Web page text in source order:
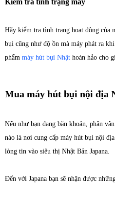
Kiểm tra tình trạng máy
Hãy kiểm tra tình trạng hoạt động của
bụi cũng như độ ồn mà máy phát ra
phẩm máy hút bụi Nhật hoàn hảo cho
Mua máy hút bụi nội địa
Nếu như bạn đang băn khoăn, phân
nào là nơi cung cấp máy hút bụi nội
lòng tin vào siêu thị Nhật Bản Japana.
Đến với Japana bạn sẽ nhận được